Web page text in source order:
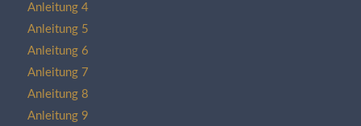
Anleitung 4
Anleitung 5
Anleitung 6
Anleitung 7
Anleitung 8
Anleitung 9